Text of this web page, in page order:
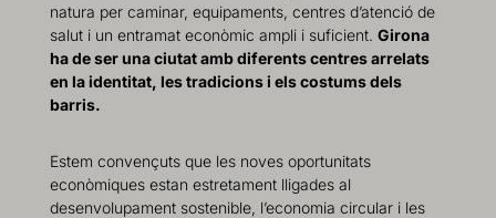
natura per caminar, equipaments, centres d’atenció de
salut i un entramat econòmic ampli i suficient. Girona
ha de ser una ciutat amb diferents centres arrelats
en la identitat, les tradicions i els costums dels
barris.
Estem convençuts que les noves oportunitats
econòmiques estan estretament lligades al
desenvolupament sostenible, l’economia circular i les